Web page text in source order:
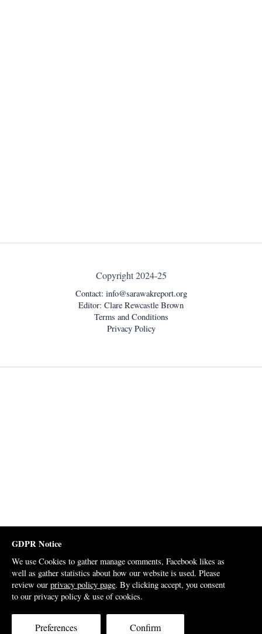
Copyright 2024-25
Contact: info@sarawakreport.org
Editor: Clare Rewcastle Brown
Terms and Conditions
Privacy Policy
GDPR Notice
We use Cookies to gather manage comments, Facebook likes as
well as gather statistics about how our website is used. Please
review our privacy policy page. By clicking accept, you consent
to our privacy policy & use of cookies.
Preferences Confirm